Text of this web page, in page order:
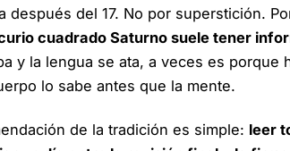
después del 17. No por superstición.
cuadrado Saturno suele tener
y la lengua se ata, a veces es porque
lo sabe antes que la mente.
de la tradición es simple: leer